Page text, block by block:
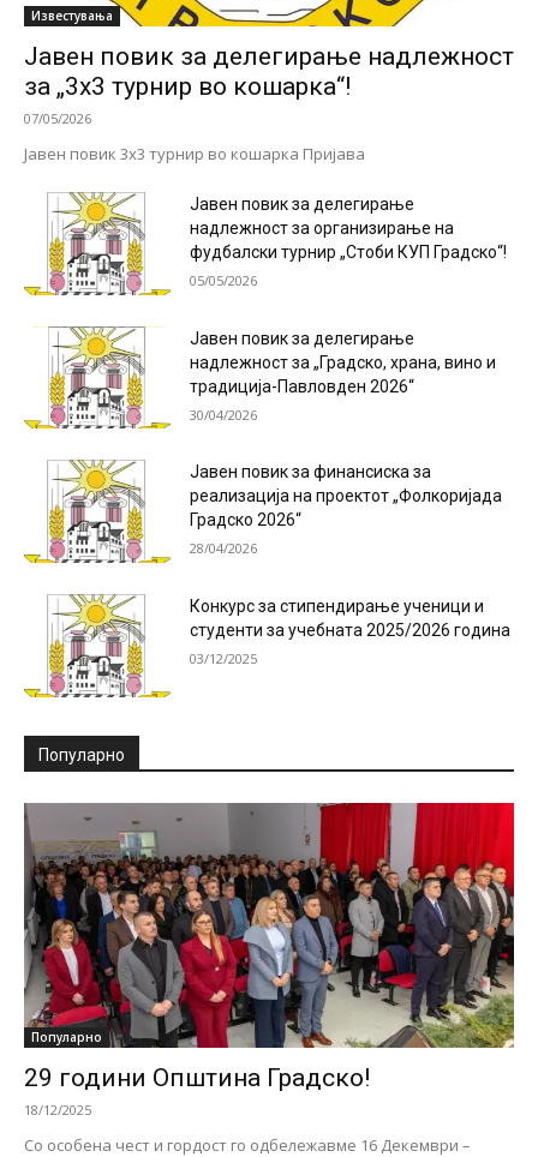
Известувања
Јавен повик за делегирање надлежност
за „3х3 турнир во кошарка“!
07/05/2026
Јавен повик 3х3 турнир во кошарка Пријава
Јавен повик за делегирање
надлежност за организирање на
фудбалски турнир „Стоби КУП Градско“!
05/05/2026
Јавен повик за делегирање
надлежност за „Градско, храна, вино и
традиција-Павловден 2026“
30/04/2026
Јавен повик за финансиска за
реализација на проектот „Фолкоријада
Градско 2026“
28/04/2026
Конкурс за стипендирање ученици и
студенти за учебната 2025/2026 година
03/12/2025
Популарно
Популарно
29 години Општина Градско!
18/12/2025
Со особена чест и гордост го одбележавме 16 Декември –